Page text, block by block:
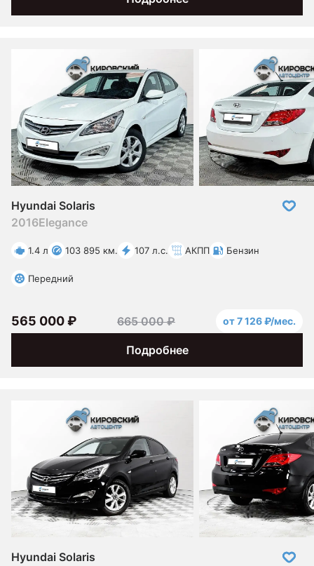
Hyundai Solaris
2016Elegance
1.4 л 103 895 км. 107 л.с. АКПП Бензин
Передний
Подробнее
565 000 ₽ 665 000 ₽ от 7 126 ₽/мес.
Hyundai Solaris